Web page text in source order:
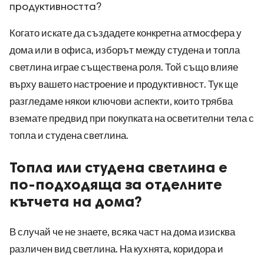
продуктивността?
Когато искате да създадете конкретна атмосфера у
дома или в офиса, изборът между студена и топла
светлина играе съществена роля. Той също влияе
върху вашето настроение и продуктивност. Тук ще
разгледаме някои ключови аспекти, които трябва
вземате предвид при покупката на осветителни тела с
топла и студена светлина.
Топла или студена светлина е
по-подходяща за отделните
кътчета на дома?
В случай че не знаете, всяка част на дома изисква
различен вид светлина. На кухнята, коридора и